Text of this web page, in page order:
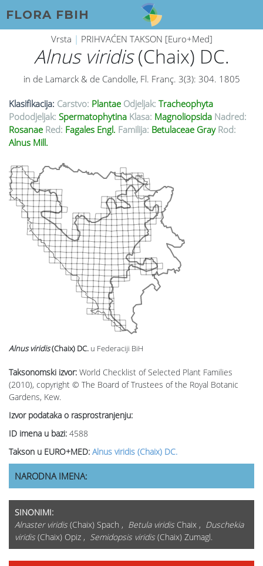
FLORA FBIH
Vrsta | PRIHVAĆEN TAKSON [Euro+Med]
Alnus viridis(Chaix) DC.
in de Lamarck & de Candolle, Fl. Franç. 3(3): 304. 1805
Klasifikacija: Carstvo: Plantae Odjeljak: Tracheophyta
Pododjeljak: Spermatophytina Klasa: Magnoliopsida Nadred:
Rosanae Red: Fagales Engl. Familija: Betulaceae Gray Rod:
Alnus Mill.
Taksonomski izvor: World Checklist of Selected Plant Families
(2010), copyright © The Board of Trustees of the Royal Botanic
Gardens, Kew.
Izvor podataka o rasprostranjenju:
ID imena u bazi: 4588
Takson u EURO+MED: Alnus viridis (Chaix) DC.
Alnus viridis(Chaix) DC. u Federaciji BiH
NARODNA IMENA:
SINONIMI:
Alnaster viridis (Chaix) Spach , Betula viridis Chaix , Duschekia
viridis (Chaix) Opiz , Semidopsis viridis (Chaix) Zumagl.